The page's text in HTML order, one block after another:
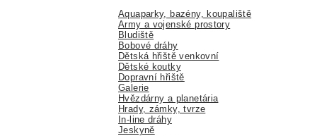
Aquaparky, bazény, koupaliště
Army a vojenské prostory
Bludiště
Bobové dráhy
Dětská hřiště venkovní
Dětské koutky
Dopravní hřiště
Galerie
Hvězdárny a planetária
Hrady, zámky, tvrze
In-line dráhy
Jeskyně